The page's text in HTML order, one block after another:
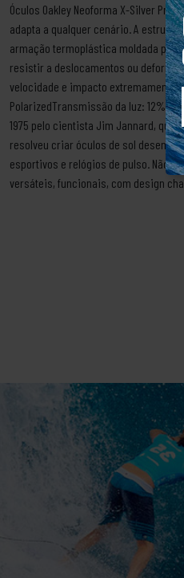
Óculos Oakley Neoforma X-Silver
adapta a qualquer cenário. A
armação termoplástica moldada por
resistir a deslocamentos ou
velocidade e impacto extremamente
PolarizedTransmissão da luz:
1975 pelo cientista Jim Jannard, que
resolveu criar óculos de sol
esportivos e relógios de pulso. Não
versáteis, funcionais, com design